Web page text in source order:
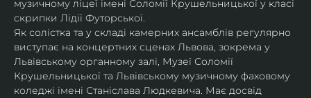
музичному ліцеї імені Соломії Крушельницької у класі
скрипки Лідії Футорської.
Як солістка та у складі камерних ансамблів регулярно
виступає на концертних сценах Львова, зокрема у
Львівському органному залі, Музеї Соломії
Крушельницької та Львівському музичному фаховому
коледжі імені Станіслава Людкевича. Має досвід